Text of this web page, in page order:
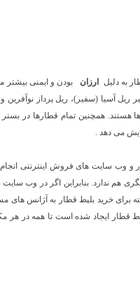
به دلیل ارزان بودن و ایمنی بیشتر
ریل آسیا (سفیر)، ریل پرداز
هستند. همچنین تمام قطارها در بستر
می دهد .
سراسر کشور و وب سایت های فروش
ندارد. بنابراین اگر در وب سایت
برای خرید بلیط قطار به آژانس
قطار ایجاد شده است تا همه در هر